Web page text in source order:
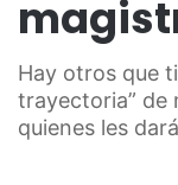
Hay otros que
trayectoria” de
quienes les